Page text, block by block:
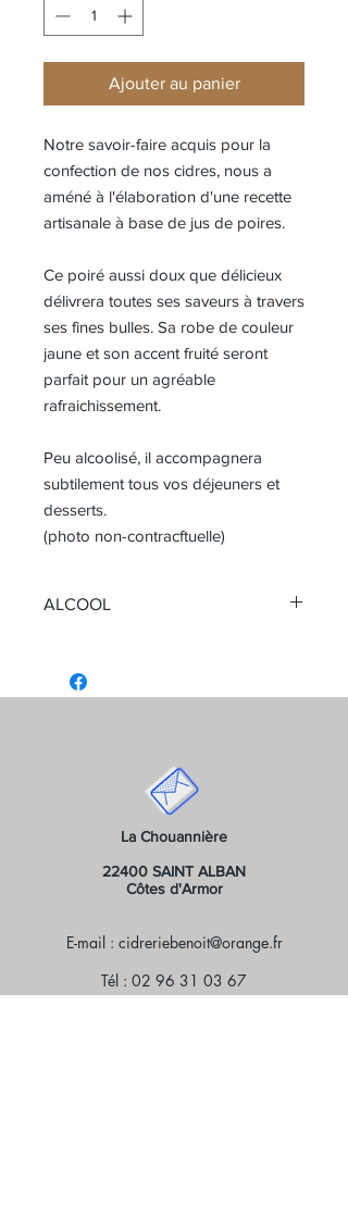
Ajouter au panier
Notre savoir-faire acquis pour la
confection de nos cidres, nous a
améné à l'élaboration d'une recette
artisanale à base de jus de poires.
Ce poiré aussi doux que délicieux
délivrera toutes ses saveurs à travers
ses fines bulles. Sa robe de couleur
jaune et son accent fruité seront
parfait pour un agréable
rafraichissement.
Peu alcoolisé, il accompagnera
subtilement tous vos déjeuners et
desserts.
(photo non-contracftuelle)
ALCOOL
alcoolisées pendant la grossesse,
L'abus d'alcool est dangereux pour la
santé. À consommer avec modération.
La Chouannière
22400 SAINT ALBAN
Côtes d'Armor
E-mail : cidreriebenoit@orange.fr
Tél : 02 96 31 03 67